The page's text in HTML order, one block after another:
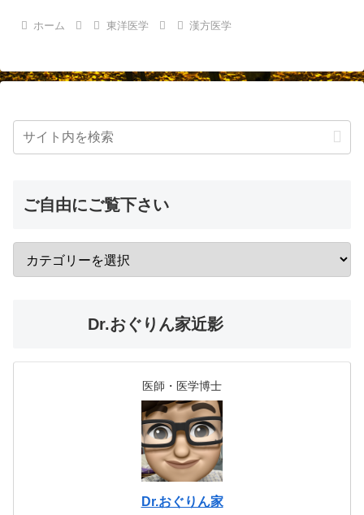
ホーム 東洋医学 漢方医学
ご自由にご覧下さい
Dr.おぐりん家近影
医師・医学博士
Dr.おぐりん家